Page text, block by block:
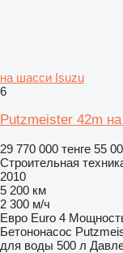
на шасси Isuzu
6
Putzmeister 42m
29 770 000 тенге 55
Строительная
2010
5 200 км
2 300 м/ч
Евро Euro 4
Бетононасос
для воды 500 л